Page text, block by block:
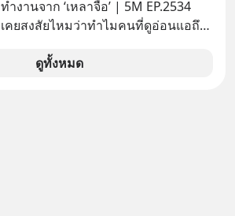
ชาติ ในระหว่างการเจรจาการค้ากับ
รัฐบาลสหรัฐ โดยให้เหตุผลว่าเป็น
ประเด็นด้านอธิปไตยของประเทศ
ทำงานจาก ‘เหลาจื่อ’ | 5M EP.2534
เคยสงสัยไหมว่าทำไมคนที่ดูอ่อนแอถึง
สถานการณ์ แล้วทำไมคนที่ไม่ออกแรง
ดูทั้งหมด